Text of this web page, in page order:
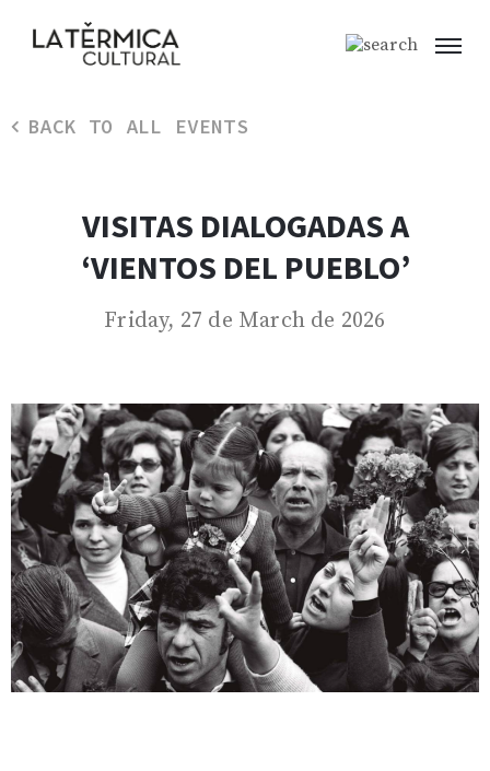
BACK TO ALL EVENTS
VISITAS DIALOGADAS A
‘VIENTOS DEL PUEBLO’
Friday, 27 de March de 2026